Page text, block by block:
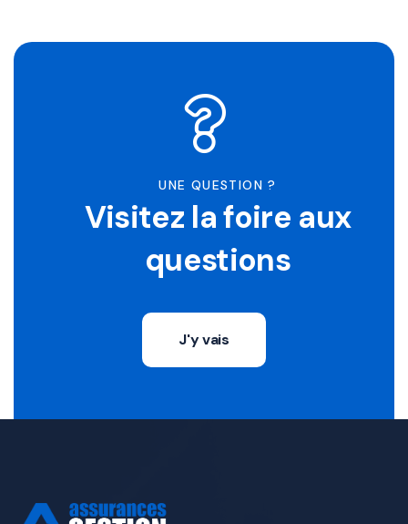
UNE QUESTION ?
Visitez la foire aux
questions
J'y vais